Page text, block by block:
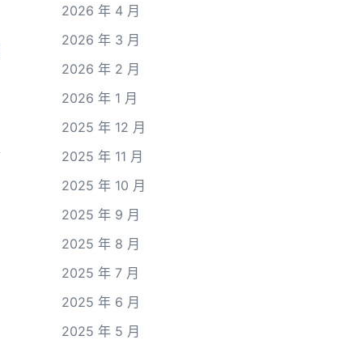
2026 年 4 月
2026 年 3 月
2026 年 2 月
2026 年 1 月
2025 年 12 月
2025 年 11 月
2025 年 10 月
2025 年 9 月
2025 年 8 月
2025 年 7 月
2025 年 6 月
2025 年 5 月